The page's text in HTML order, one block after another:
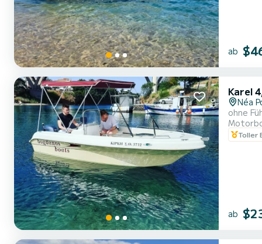
ab
Karel
Néa
ohne
Toller
ab